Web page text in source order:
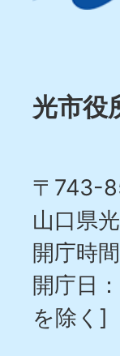
Hikari
光市役
〒743-
山口県
開庁時
開庁日
を除く]